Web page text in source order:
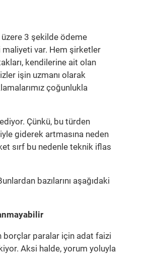
3 şekilde ödeme
var. Hem şirketler
kendilerine ait olan
işin uzmanı olarak
çoğunlukla
Çünkü, bu türden
giderek artmasına neden
sırf bu nedenle teknik iflas
bazılarını aşağıdaki
borçlar paralar için adat faizi
Aksi halde, yorum yoluyla